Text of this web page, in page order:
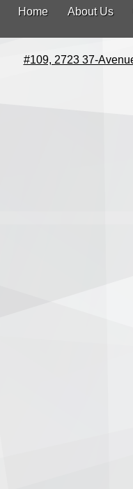
Home About Us
#109, 2723 37-